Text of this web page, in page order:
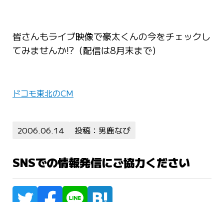
皆さんもライブ映像で豪太くんの今をチェックし
てみませんか!?（配信は8月末まで）
ドコモ東北のCM
2006.06.14 投稿：男鹿なび
SNSでの情報発信にご協力ください